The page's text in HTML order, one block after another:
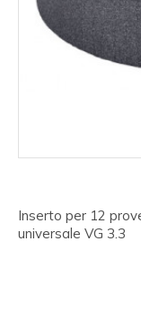
Inserto per 12
universale VG 3.3